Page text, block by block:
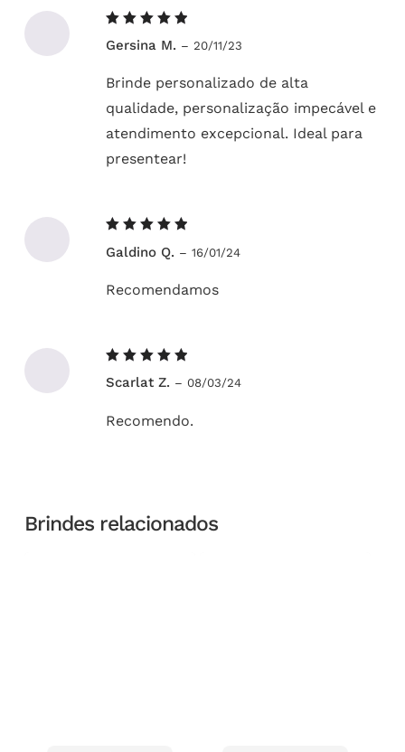
5de 5
Gersina M. – 20/11/23
Brinde personalizado de alta
qualidade, personalização impecável e
atendimento excepcional. Ideal para
presentear!
5de 5
Galdino Q. – 16/01/24
Recomendamos
5de 5
Scarlat Z. – 08/03/24
Recomendo.
Brindes relacionados